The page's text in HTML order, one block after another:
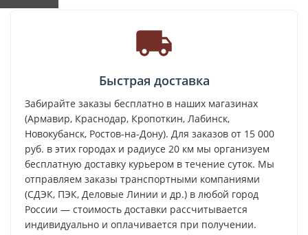
Быстрая доставка
Забирайте заказы бесплатно в наших магазинах
(Армавир, Краснодар, Кропоткин, Лабинск,
Новокубанск, Ростов-на-Дону). Для заказов от 15 000
руб. в этих городах и радиусе 20 км мы организуем
бесплатную доставку курьером в течение суток. Мы
отправляем заказы транспортными компаниями
(СДЭК, ПЭК, Деловые Линии и др.) в любой город
России — стоимость доставки рассчитывается
индивидуально и оплачивается при получении.